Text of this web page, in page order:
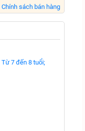
Chính sách bán hàng
Từ 7 đến 8 tuổi;